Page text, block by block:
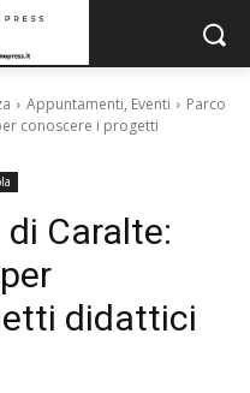
Appuntamenti, Eventi
Parco
conoscere i progetti
Caralte:
didattici